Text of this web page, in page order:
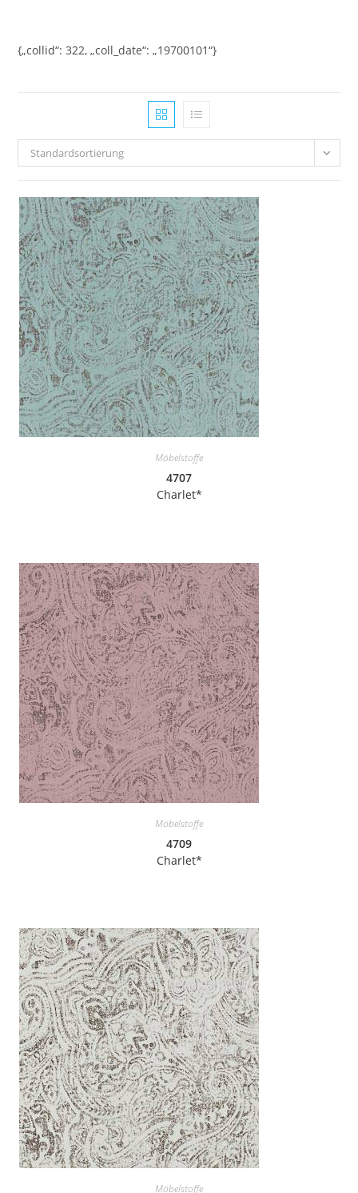
springen
{„collid“: 322, „coll_date“: „19700101“}
Standardsortierung
Möbelstoffe
4707
Charlet*
Möbelstoffe
4709
Charlet*
Möbelstoffe